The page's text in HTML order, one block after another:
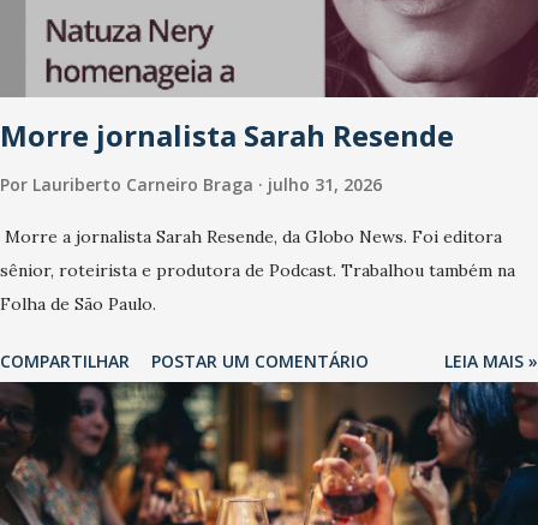
Morre jornalista Sarah Resende
Por Lauriberto Carneiro Braga julho 31, 2026
Morre a jornalista Sarah Resende, da Globo News. Foi editora
sênior, roteirista e produtora de Podcast. Trabalhou também na
Folha de São Paulo.
COMPARTILHAR POSTAR UM COMENTÁRIO LEIA MAIS »